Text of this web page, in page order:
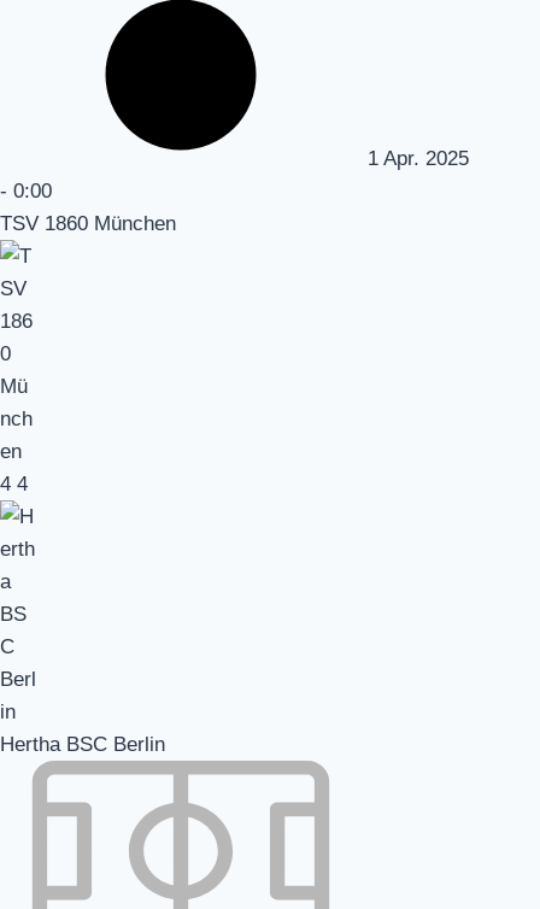
1 Apr. 2025
- 0:00
TSV 1860 München
4 4
Hertha BSC Berlin